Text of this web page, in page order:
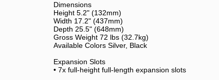
Dimensions
Height 5.2" (132mm)
Width 17.2" (437mm)
Depth 25.5" (648mm)
Gross Weight 72 lbs (32.7kg)
Available Colors Silver, Black
Expansion Slots
• 7x full-height full-length expansion slots